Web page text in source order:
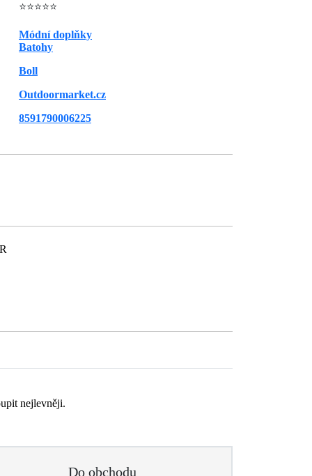
⭐⭐⭐⭐⭐
Módní doplňky
Batohy
Boll
Outdoormarket.cz
8591790006225
nejlevněji.
Do obchodu